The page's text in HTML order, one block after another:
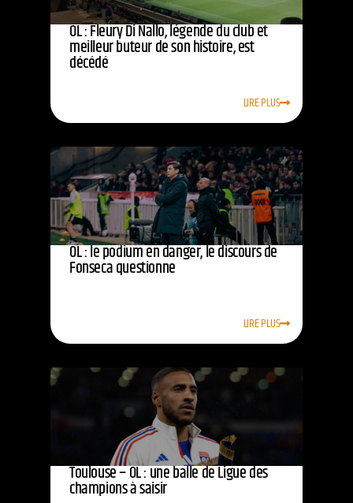
OL : Fleury Di Nallo, légende du club et
meilleur buteur de son histoire, est
décédé
LIRE PLUS
OL : le podium en danger, le discours de
Fonseca questionne
LIRE PLUS
Toulouse – OL : une balle de Ligue des
champions à saisir